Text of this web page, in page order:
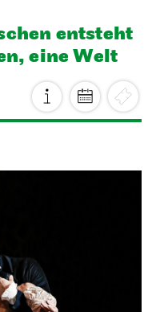
ent­steht
eine Welt